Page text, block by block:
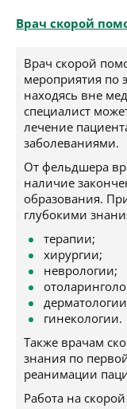
Врач скорой
Врач скорой
мероприятия по
находясь вне
специалист
лечение
заболеваниями.
От фельдшера
наличие
образования.
глубокими
терапии;
хирургии;
неврологии;
гинекологии.
Также врачам
знания по
реанимации
Работа на